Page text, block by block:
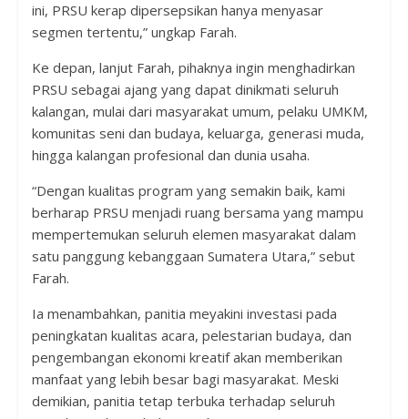
ini, PRSU kerap dipersepsikan hanya menyasar
segmen tertentu,” ungkap Farah.
Ke depan, lanjut Farah, pihaknya ingin menghadirkan
PRSU sebagai ajang yang dapat dinikmati seluruh
kalangan, mulai dari masyarakat umum, pelaku UMKM,
komunitas seni dan budaya, keluarga, generasi muda,
hingga kalangan profesional dan dunia usaha.
“Dengan kualitas program yang semakin baik, kami
berharap PRSU menjadi ruang bersama yang mampu
mempertemukan seluruh elemen masyarakat dalam
satu panggung kebanggaan Sumatera Utara,” sebut
Farah.
Ia menambahkan, panitia meyakini investasi pada
peningkatan kualitas acara, pelestarian budaya, dan
pengembangan ekonomi kreatif akan memberikan
manfaat yang lebih besar bagi masyarakat. Meski
demikian, panitia tetap terbuka terhadap seluruh